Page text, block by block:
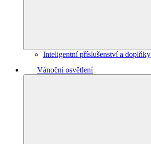
Inteligentní příslušenství a doplňky
Vánoční osvětlení